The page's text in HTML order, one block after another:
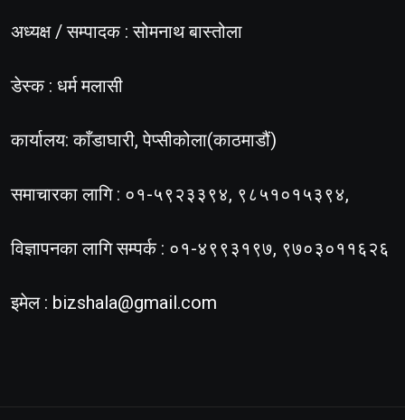
अध्यक्ष / सम्पादक : सोमनाथ बास्तोला
डेस्क : धर्म मलासी
कार्यालय: काँडाघारी, पेप्सीकोला(काठमाडौं)
समाचारका लागि : ०१-५९२३३९४, ९८५१०१५३९४,
विज्ञापनका लागि सम्पर्क : ०१-४९९३१९७, ९७०३०११६२६
इमेल : bizshala@gmail.com